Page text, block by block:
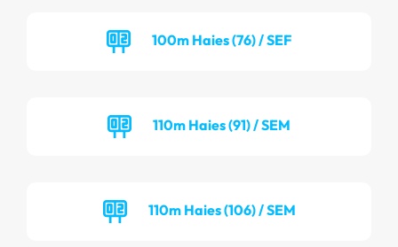
100m Haies (76) / SEF
110m Haies (91) / SEM
110m Haies (106) / SEM